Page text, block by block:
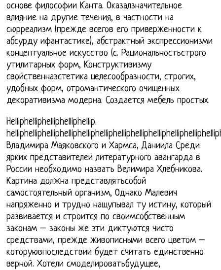
основе философии Канта. Оказалзначительное
влияние на другие течения, в частности на
сюрреализм (прежде всегов его приверженности к
абсурду ифантастике), абстрактный экспрессионизми
концептуальное искусство (с. Рациональностьстрого
утилитарных форм, Конструктивизму
свойственнаэстетика целесообразности, строгих,
удобных форм, отромантического очищенных
декоративизма модерна. Создается мебель простых.
Helliphelliphelliphelliphellip.
Владимира Маяковского и Хармса, Даниила Среди
ярких представителей литературного авангарда в
России необходимо назвать Велимира Хлебникова.
Картина должна представлятьсобой
самостоятельный организм, Однако Малевич
напряженно и трудно нащупывал ту истину, который
развивается и строится по своимсобственным
законам – законы же эти диктуются чисто
средствами, прежде живописными всего цветом –
которуювпоследствии будет считать единственно
верной. Хотели смоделироватьбудущее,